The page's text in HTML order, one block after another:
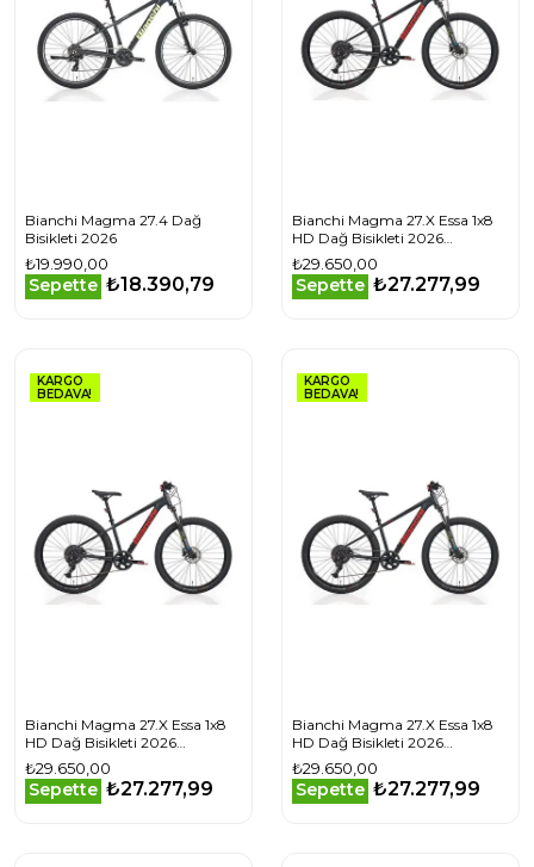
Bianchi Magma 27.4 Dağ
Bisikleti 2026
₺19.990,00
Sepette ₺18.390,79
Bianchi Magma 27.X Essa 1x8
HD Dağ Bisikleti 2026
YVBCFS38
₺29.650,00
Sepette ₺27.277,99
KARGO
BEDAVA!
Bianchi Magma 27.X Essa 1x8
HD Dağ Bisikleti 2026
YVBCFS38
₺29.650,00
Sepette ₺27.277,99
KARGO
BEDAVA!
Bianchi Magma 27.X Essa 1x8
HD Dağ Bisikleti 2026
YVBCFS38
₺29.650,00
Sepette ₺27.277,99